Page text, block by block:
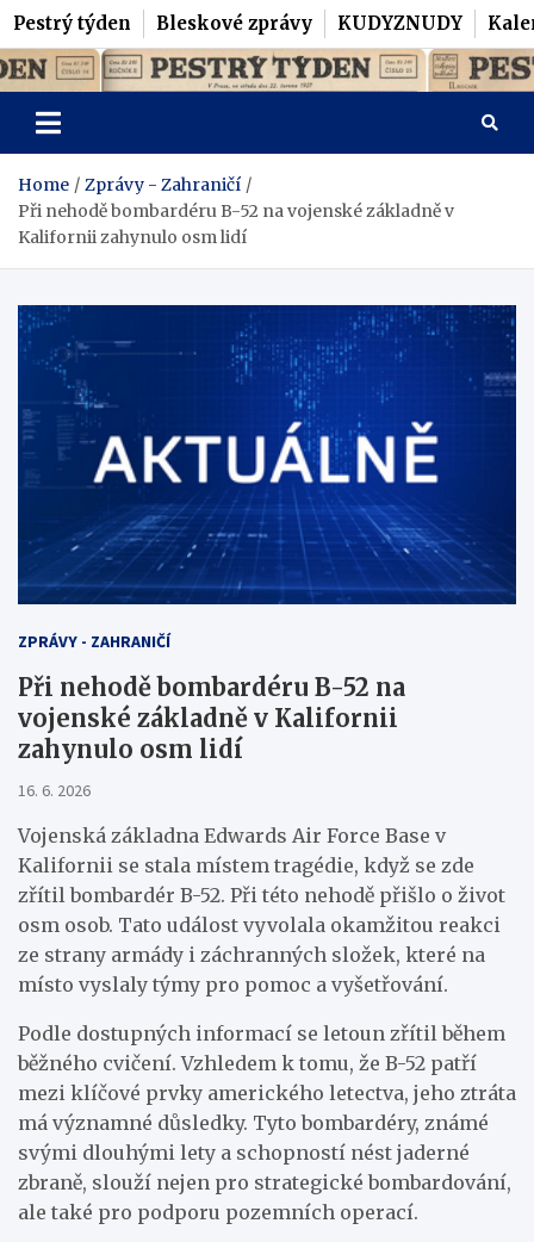
Pestrý týden Bleskové zprávy KUDYZNUDY
Skip
to
content
Pestrý Týden
Home
Zprávy - Zahraničí
Při nehodě bombardéru B-52 na vojenské základně v
Kalifornii zahynulo osm lidí
ZPRÁVY - ZAHRANIČÍ
Při nehodě bombardéru B-52 na
vojenské základně v Kalifornii
zahynulo osm lidí
16. 6. 2026
Vojenská základna Edwards Air Force Base v
Kalifornii se stala místem tragédie, když se zde
zřítil bombardér B-52. Při této nehodě přišlo o život
osm osob. Tato událost vyvolala okamžitou reakci
ze strany armády i záchranných složek, které na
místo vyslaly týmy pro pomoc a vyšetřování.
Podle dostupných informací se letoun zřítil během
běžného cvičení. Vzhledem k tomu, že B-52 patří
mezi klíčové prvky amerického letectva, jeho ztráta
má významné důsledky. Tyto bombardéry, známé
svými dlouhými lety a schopností nést jaderné
zbraně, slouží nejen pro strategické bombardování,
ale také pro podporu pozemních operací.